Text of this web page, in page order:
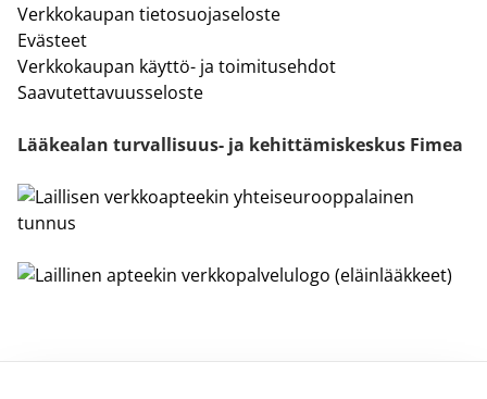
Verkkokaupan tietosuojaseloste
Evästeet
Verkkokaupan käyttö- ja toimitusehdot
Saavutettavuusseloste
Lääkealan turvallisuus- ja kehittämiskeskus Fimea